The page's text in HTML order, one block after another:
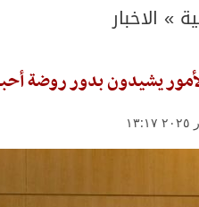
» الاخبار
يشيدون بدور روضة